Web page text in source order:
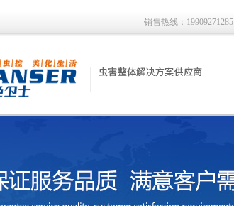
销售热线：19909271285